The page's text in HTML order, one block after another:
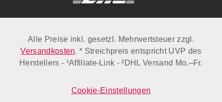
Alle Preise inkl. gesetzl. Mehrwertsteuer zzgl.
Versandkosten. * Streichpreis entspricht UVP des
Herstellers - ¹Affiliate-Link - ²DHL Versand Mo.–Fr.
Cookie-Einstellungen